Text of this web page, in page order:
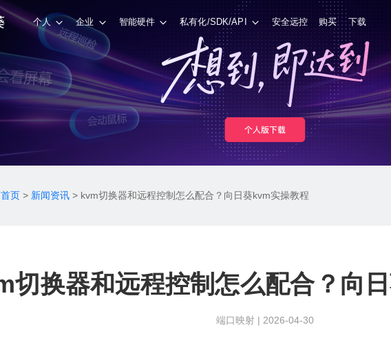
个人 企业 智能硬件 私有化/SDK/API 安全远控 购买 下载
页 > 新闻资讯 > kvm切换器和远程控制怎么配合？向日葵kvm实操教程
切换器和远程控制怎么配合？向
端口映射 | 2026-04-30